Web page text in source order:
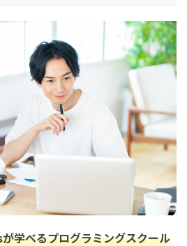
学べるプログラミングスクール